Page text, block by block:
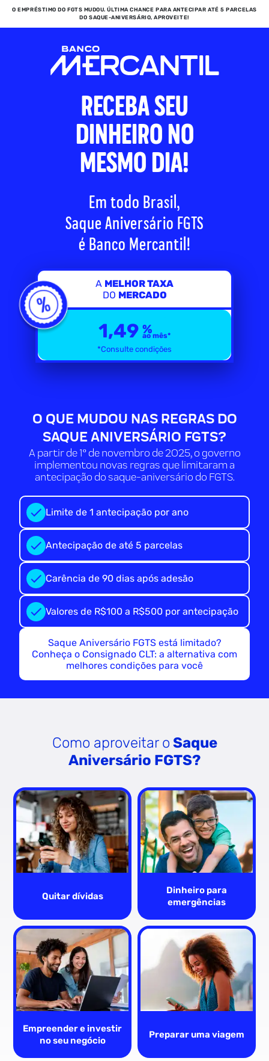
O EMPRÉSTIMO DO FGTS MUDOU. ÚLTIMA CHANCE PARA ANTECIPAR ATÉ 5 PARCELAS
DO SAQUE-ANIVERSÁRIO, APROVEITE!
RECEBA SEU
DINHEIRO NO
MESMO DIA!
Em todo Brasil,
Saque Aniversário FGTS
é Banco Mercantil!
A MELHOR TAXA
DO MERCADO
1,49 %
ao mês*
*Consulte condições
O QUE MUDOU NAS REGRAS DO
SAQUE ANIVERSÁRIO FGTS?
A partir de 1º de novembro de 2025, o governo
implementou novas regras que limitaram a
antecipação do saque-aniversário do FGTS.
Limite de 1 antecipação por ano
Antecipação de até 5 parcelas
Carência de 90 dias após adesão
Valores de R$100 a R$500 por antecipação
Saque Aniversário FGTS está limitado?
Conheça o Consignado CLT: a alternativa com
melhores condições para você
Como aproveitar o Saque
Aniversário FGTS?
Quitar dívidas
Dinheiro para
emergências
Empreender e investir
no seu negócio
Preparar uma viagem